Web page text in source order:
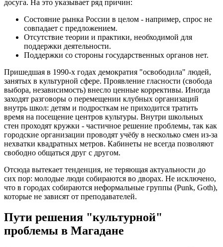
досуга. На это указывает ряд причин:
Состояние рынка России в целом - например, спрос не
совпадает с предложением.
Отсутствие теории и практики, необходимой для
поддержки деятельности.
Поддержки со стороны государственных органов нет.
Пришедшая в 1990-х годах демократия "освободила" людей,
занятых в культурной сфере. Проявление гласности (свобода
выбора, независимость) внесло ценные коррективы. Иногда
заходят разговоры о перемещении клубных организаций
внутрь школ: детям и подросткам не приходится тратить
время на посещение центров культуры. Внутри школьных
стен проходят кружки - частичное решение проблемы, так как
городские организации проводят учёбу в несколько смен из-за
нехватки квадратных метров. Кабинеты не всегда позволяют
свободно общаться друг с другом.
Отсюда вытекает тенденция, не теряющая актуальности до
сих пор: молодые люди собираются во дворах. Не исключено,
что в городах собираются неформальные группы (Punk, Goth),
которые не зависят от преподавателей.
Пути решения "культурной"
проблемы в Магадане